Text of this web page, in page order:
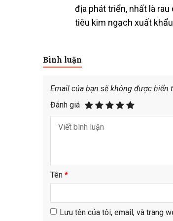
địa phát triển, nhất là
tiêu kim ngạch xuất
Bình luận
Email của bạn sẽ không được hiển
Đánh giá
Tên *
Lưu tên của tôi, email, và trang